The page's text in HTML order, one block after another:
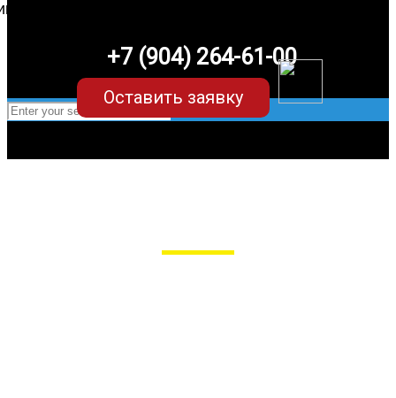
+7 (904) 264-61-00
Оставить заявку